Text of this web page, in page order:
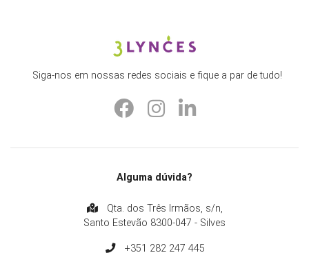
Siga-nos em nossas redes sociais e fique a par de tudo!
Alguma dúvida?
Qta. dos Três Irmãos, s/n,
Santo Estevão 8300-047 - Silves
+351 282 247 445